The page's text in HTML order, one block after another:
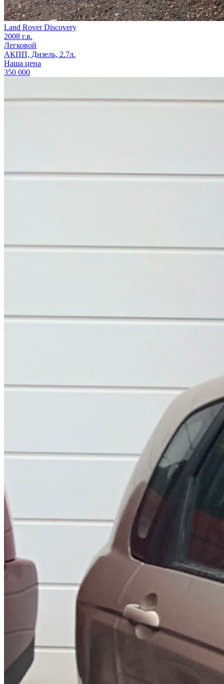
Land Rover Discovery
2008 г.в.
Легковой
АКПП, Дизель, 2.7л.
Наша цена
350 000